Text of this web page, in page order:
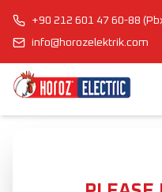
+90 212 601 47 60-88
info@horozelektrik.com